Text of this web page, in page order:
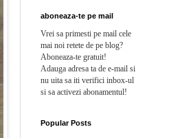
aboneaza-te pe mail
Vrei sa primesti pe mail cele
mai noi retete de pe blog?
Aboneaza-te gratuit!
Adauga adresa ta de e-mail si
nu uita sa iti verifici inbox-ul
si sa activezi abonamentul!
Popular Posts